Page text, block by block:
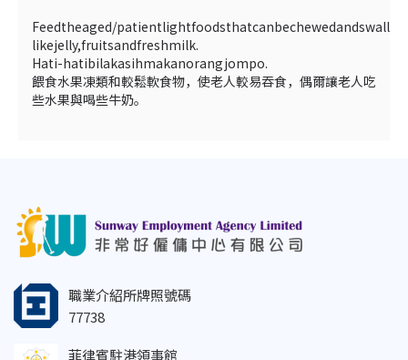
Feedtheaged/
likejelly,fruitsandfreshmilk.
Hati-hatibilakasihmakanorangjompo.
餵食水果凍類和較鬆軟食物，使老人較易吞食，偶爾讓老人吃
些水果與喝些牛奶。
職業介紹所牌照號碼
77738
菲律賓駐港領事館